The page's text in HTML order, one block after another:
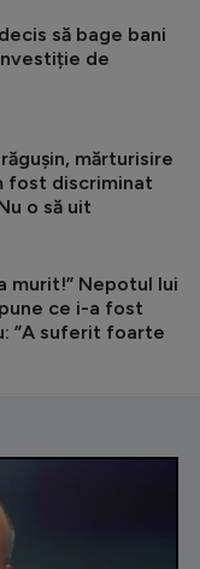
să bage bani
de
mărturisire
fost discriminat
o să uit
murit!” Nepotul lui
ce i-a fost
”A suferit foarte